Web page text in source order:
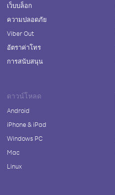
เว็บบล็อก
ความปลอดภัย
Viber Out
อัตราค่าโทร
การสนับสนุน
ดาวน์โหลด
Android
iPhone & iPad
Windows PC
Mac
Linux